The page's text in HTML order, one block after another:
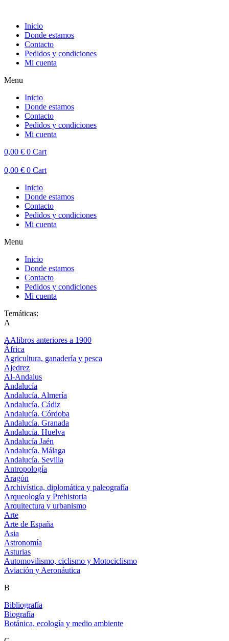
Inicio
Donde estamos
Contacto
Pedidos y condiciones
Mi cuenta
Menu
Inicio
Donde estamos
Contacto
Pedidos y condiciones
Mi cuenta
0,00 € 0 Cart
0,00 € 0 Cart
Inicio
Donde estamos
Contacto
Pedidos y condiciones
Mi cuenta
Menu
Inicio
Donde estamos
Contacto
Pedidos y condiciones
Mi cuenta
Temáticas:
A
AAlibros anteriores a 1900
África
Agricultura, ganadería y pesca
Ajedrez
Al-Andalus
Andalucía
Andalucía. Almería
Andalucía. Cádiz
Andalucía. Córdoba
Andalucía. Granada
Andalucía. Huelva
Andalucía Jaén
Andalucía. Málaga
Andalucía. Sevilla
Antropología
Aragón
Archivística, diplomática y paleografía
Arqueología y Prehistoria
Arquitectura y urbanismo
Arte
Arte de España
Asia
Astronomía
Asturias
Automovilismo, ciclismo y Motociclismo
Aviación y Aeronáutica
B
Bibliografía
Biografía
Botánica, ecología y medio ambiente